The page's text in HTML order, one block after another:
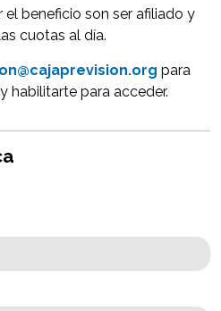
beneficio son ser afiliado y
cuotas al día.
para
habilitarte para acceder.